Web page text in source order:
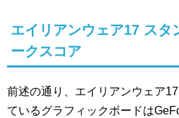
エイリアンウェア17 スタ
ークスコア
前述の通り、エイリアンウェア
ているグラフィックボードは